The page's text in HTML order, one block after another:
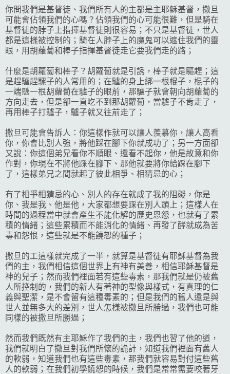
你問我們是基督徒、我們所有人的主都是主耶穌基督，撒旦
可能會佔領我們的心嗎？佔領我們的心可能很難，但是騎在
基督徒的脖子上指揮基督徒則很容易；不只是基督徒，世人
都是這樣被控制的；騎在人脖子上的魔鬼可以遮住我們的靈
眼，用胡蘿蔔和棒子指揮基督徒走它要我們走的路；
什麼是胡蘿蔔和棒子？胡蘿蔔就是引誘，棒子就是驅趕；這
是趕驢趕騾子的人常用的；在驢的身上綁一根棍子，棍子的
一端懸一根胡蘿蔔在驢子的眼前，那驢子就會朝向胡蘿蔔的
方向走去，但是卻一直吃不到那胡蘿蔔，當驢子不肯走了，
再用棒子打驢子，驢子就又往前走了；
撒旦可能會告訴人：你這樣作就可以讓人羨慕你，讓人高看
你，你會比別人強，將他踩在腳下你就成功了；另一方面卻
又說：你這個弟兄看你不順眼、還看不起你，他是故意和你
作對，你現在不將他踩在腳下、那他就要將你給踩在腳下
了，這樣弟兄之間就起了彼此相爭、相猜忌的心；
有了相爭相猜忌的心、別人的存在就成了我的阻礙，你是
你、我是我、他是他，大家都想要踩在別人頭上；這樣人在
時間的過程當中就會產生不能化解的歷史恩怨，也就有了累
積的情緒；這些累積而不能消化的情緒、再發了酵就成為苦
毒和怨恨，這些就是不能饒恕的種子；
撒旦的工這樣就完成了一半，就算是基督徒有耶穌基督為我
們的主，我們相信這個世界上有神有美善，相信耶穌基督是
神的兒子；然而我們裡面若有這些毒素，那我們就是仍被舊
人所控制的，我們的新人有著神的型像與樣式，有真理的仁
義與聖潔，是不會留有這種毒素的；但是我們的舊人還是與
世人並無多大的差別，世人怎樣被撒旦所勝過，我們也可能
同樣的被撒旦所勝過；
然而我們既然有主耶穌作了我們的主，我們也習了他的道，
我們就明白了撒旦對我們所懷的詭計，知道我們裡面有舊人
的軟弱，知道我們也有這些毒素，那我們就容易對付這些舊
人的軟弱；在我們初學饒恕的時候，我們是常常需要咬著牙